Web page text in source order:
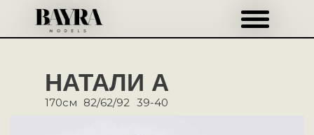
НАТАЛИ А
170см 82/62/92 39-40